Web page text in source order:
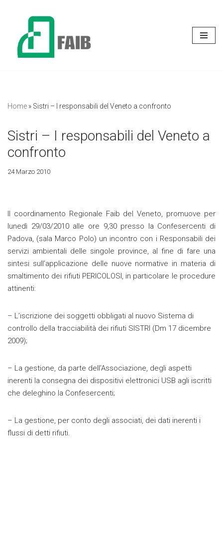
contenuto
Home » Sistri – I responsabili del Veneto a confronto
Sistri – I responsabili del Veneto a
confronto
24 Marzo 2010
Il coordinamento Regionale Faib del Veneto, promuove per
lunedì 29/03/2010 alle ore 9,30 presso la Confesercenti di
Padova, (sala Marco Polo) un incontro con i Responsabili dei
servizi ambientali delle singole province, al fine di fare una
sintesi sull’applicazione delle nuove normative in materia di
smaltimento dei rifiuti PERICOLOSI, in particolare le procedure
attinenti:
– L’iscrizione dei soggetti obbligati al nuovo Sistema di
controllo della tracciabilità dei rifiuti SISTRI (Dm 17 dicembre
2009);
– La gestione, da parte dell’Associazione, degli aspetti
inerenti la consegna dei dispositivi elettronici USB agli iscritti
che deleghino la Confesercenti;
– La gestione, per conto degli associati, dei dati inerenti i
flussi di detti rifiuti.